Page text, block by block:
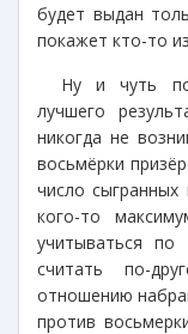
будет выдан
покажет кто-то
Ну и чуть
лучшего
никогда не
восьмёрки
число
кого-то
учитываться
считать по-
отношению
против